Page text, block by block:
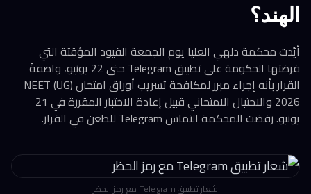
الهند؟
أيّدت محكمة دلهي العليا يوم الجمعة القيود المؤقتة التي
فرضتها الحكومة على تطبيق Telegram حتى 22 يونيو، واصفةً
القرار بأنه إجراء مبرر لمكافحة تسريب أوراق امتحان NEET (UG)
2026 والاحتيال الامتحاني قبيل إعادة الاختبار المقررة في 21
يونيو. رفضت المحكمة التماس Telegram للطعن في القرار.
شعار تطبيق Telegram مع رمز الحظر